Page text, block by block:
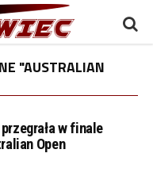
"AUSTRALIAN
w finale
Open